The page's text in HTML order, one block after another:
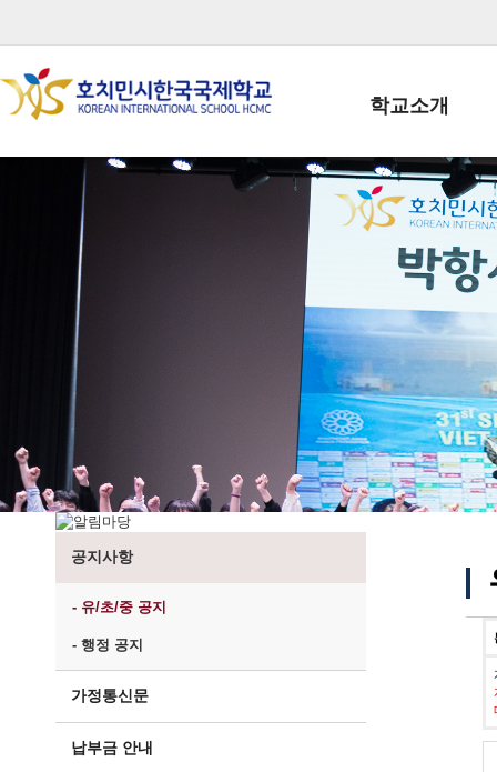
학교소개
학교장인사말
학생회장인사말
학교상징
학교 CI
교직원현황
학생현황
위치/전화
전경사진
공지사항
- 유/초/중 공지
- 행정 공지
가정통신문
납부금 안내